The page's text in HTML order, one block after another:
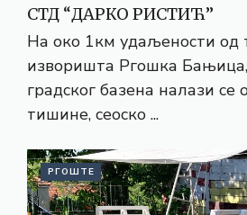
СТД “ДАРКО РИСТИЋ”
На око 1км удаљености од
изворишта Ргошка
градског базена налази се
тишине, сеоско ...
РГОШТЕ